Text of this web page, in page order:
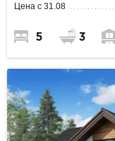
Цена с 31.08
5 3